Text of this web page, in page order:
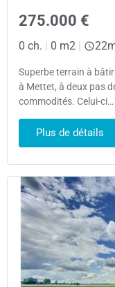
275.000 €
0 ch. 0 m2
Superbe terrain à
à Mettet, à deux pas
commodités. Celui-
Plus de détails